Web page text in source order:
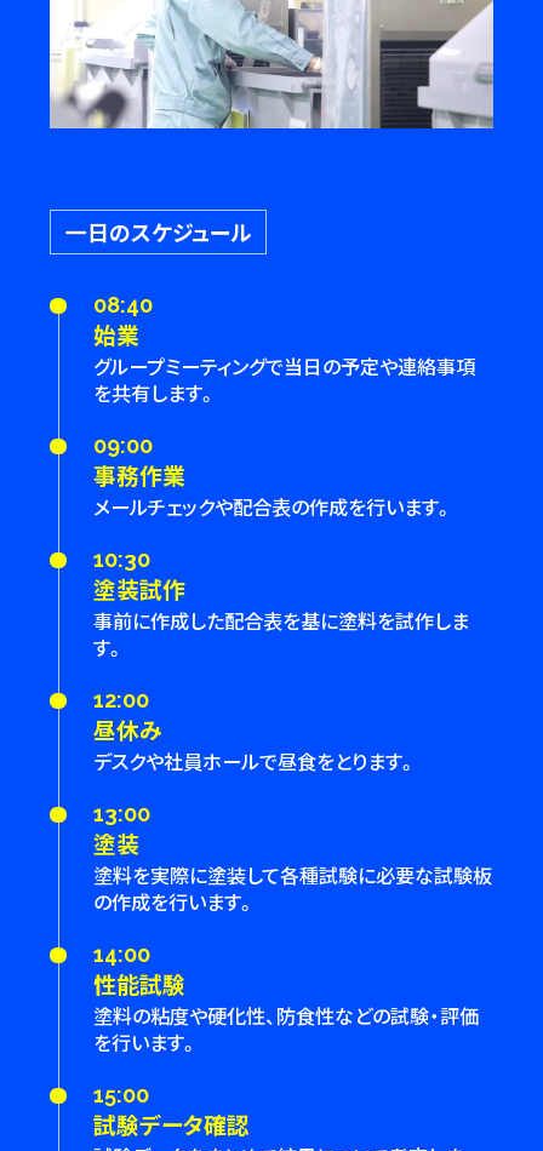
一日のスケジュール
08:40
始業
グループミーティングで当日の予定や連絡事項
を共有します。
09:00
事務作業
メールチェックや配合表の作成を行います。
10:30
塗装試作
事前に作成した配合表を基に塗料を試作しま
す。
12:00
昼休み
デスクや社員ホールで昼食をとります。
13:00
塗装
塗料を実際に塗装して各種試験に必要な試験板
の作成を行います。
14:00
性能試験
塗料の粘度や硬化性、防食性などの試験・評価
を行います。
15:00
試験データ確認